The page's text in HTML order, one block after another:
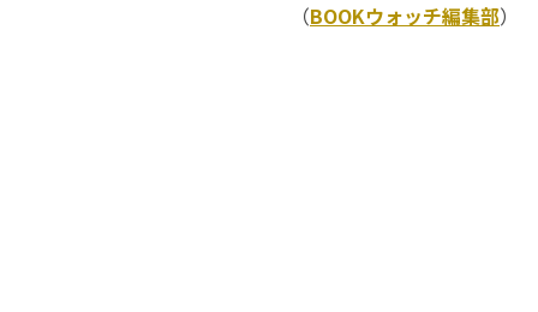
（BOOKウォッチ編集部）